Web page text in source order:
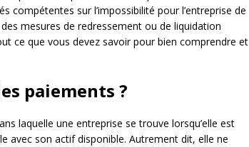
compétentes sur l’impossibilité pour l’entreprise de
mesures de redressement ou de liquidation
ce que vous devez savoir pour bien comprendre et
paiements ?
laquelle une entreprise se trouve lorsqu’elle est
avec son actif disponible. Autrement dit, elle ne